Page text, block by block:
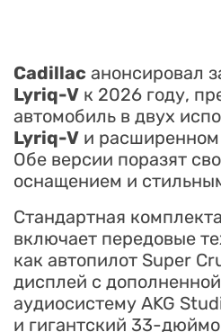
Cadillac анонсировал
Lyriq-V к 2026 году,
автомобиль в двух
Lyriq-V и расширенном
Обе версии поразят
оснащением и
Стандартная
включает передовые
как автопилот Super
дисплей с
аудиосистему AKG
и гигантский 33-